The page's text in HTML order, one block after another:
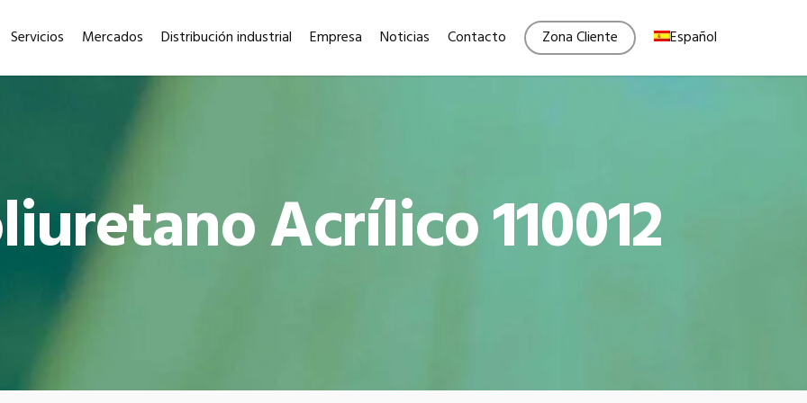
Servicios Mercados Distribución industrial Empresa Noticias Contacto Zona Cliente Español
Acrílico 110012